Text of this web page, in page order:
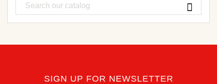

SIGN UP FOR NEWSLETTER